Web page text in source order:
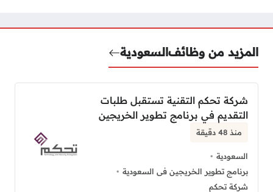
المزيد من وظائفالسعودية
شركة تحكم التقنية تستقبل طلبات
التقديم في برنامج تطوير الخريجين
منذ 48 دقيقة
السعودية
برنامج تطوير الخريجين فى السعودية
شركة تحكم